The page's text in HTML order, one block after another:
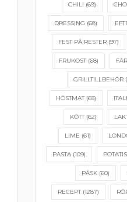
CHILI (69)
DRESSING (68)
FEST PÅ RESTER (97)
FRUKOST(68)
GRILLTILLBEHÖR
HÖSTMAT(65)
KÖTT(62)
LIME (61)
PASTA (109) POTATIS
PÅSK (60)
RECEPT(1287)